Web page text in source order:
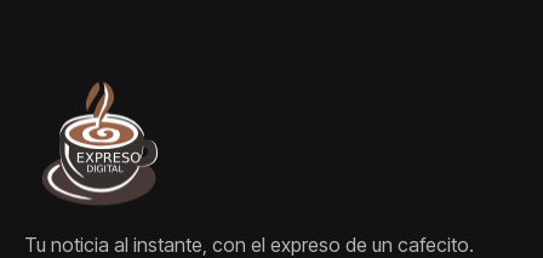
Tu noticia al instante, con el expreso de un cafecito.